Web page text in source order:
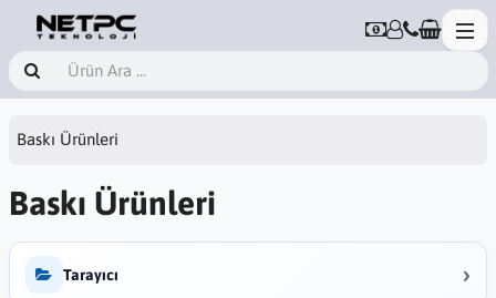
Baskı Ürünleri
Baskı Ürünleri
Tarayıcı ›